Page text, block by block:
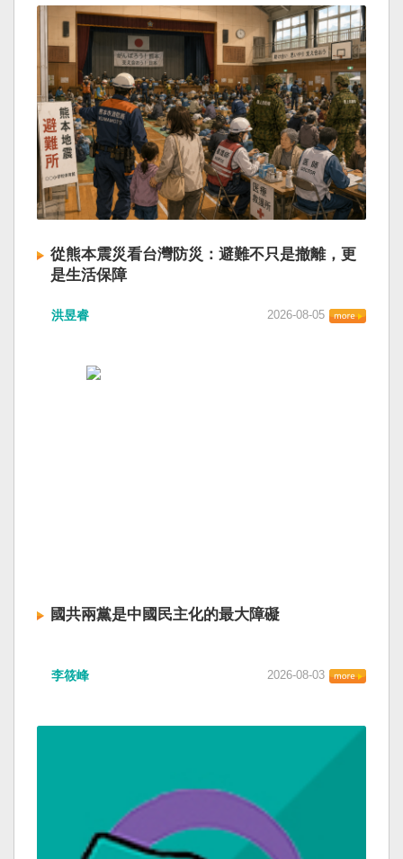
從熊本震災看台灣防災：避難不只是撤離，更
是生活保障
洪昱睿 2026-08-05
國共兩黨是中國民主化的最大障礙
李筱峰 2026-08-03